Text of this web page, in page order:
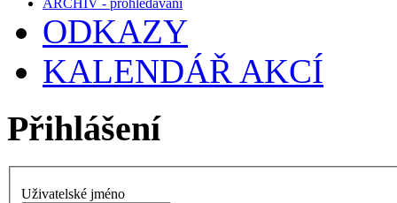
ARCHIV - prohledávání
ODKAZY
KALENDÁŘ AKCÍ
Přihlášení
Uživatelské jméno